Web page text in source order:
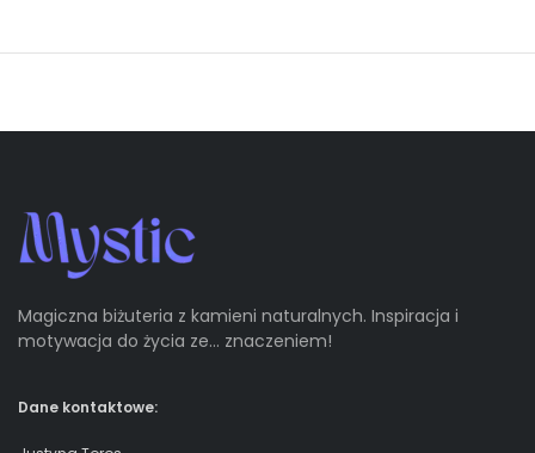
Magiczna biżuteria z kamieni naturalnych. Inspiracja i
motywacja do życia ze… znaczeniem!
Dane kontaktowe: